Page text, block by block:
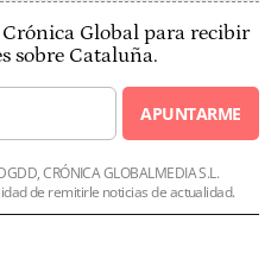
Global para recibir
sobre Cataluña.
APUNTARME
CRÓNICA GLOBALMEDIA S.L.
de remitirle noticias de actualidad.